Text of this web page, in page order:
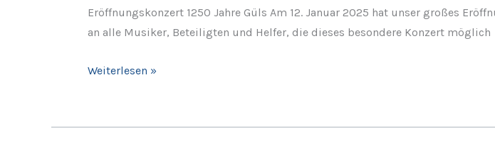
Eröffnungskonzert 1250 Jahre Güls Am 12. Januar 2025 hat unser großes
an alle Musiker, Beteiligten und Helfer, die dieses besondere Konzert möglich
Weiterlesen »